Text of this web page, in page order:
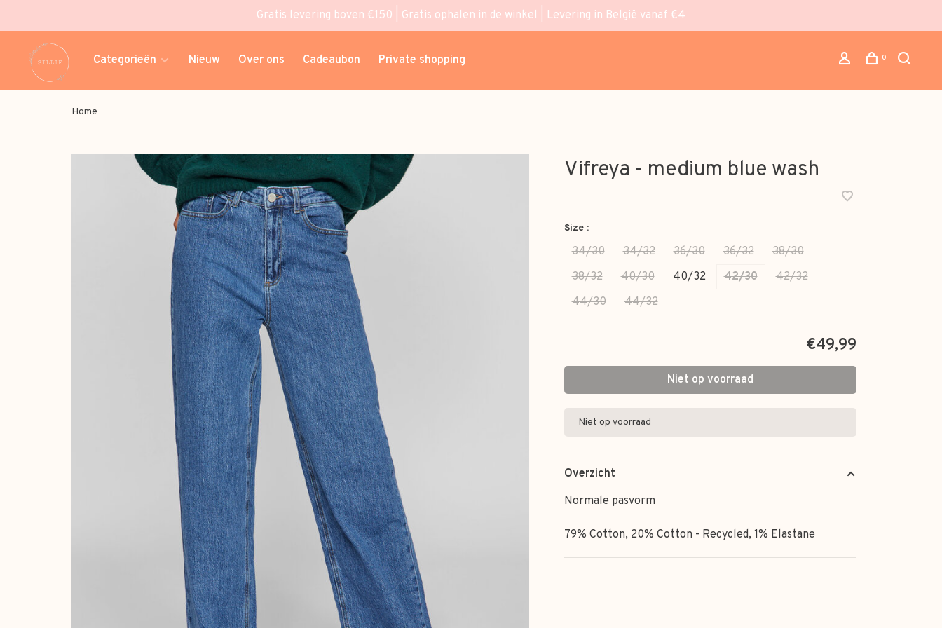
Gratis levering boven €150 | Gratis ophalen in de winkel | Levering in België vanaf €4
Categorieën Nieuw Over ons Cadeaubon Private shopping 0
Home
Vifreya - medium blue wash
Size :
34/30 34/32 36/30 36/32
38/30
38/32
40/30 40/32 42/30
42/32
44/30
44/32
€49,99
Niet op voorraad
Niet op voorraad
Overzicht
Normale pasvorm
79% Cotton, 20% Cotton - Recycled, 1% Elastane